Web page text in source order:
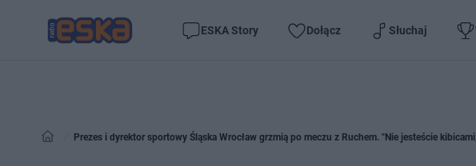
ESKA Story Dołącz Słuchaj
Prezes i dyrektor sportowy Śląska Wrocław grzmią po meczu z Ruchem. "Nie jesteście